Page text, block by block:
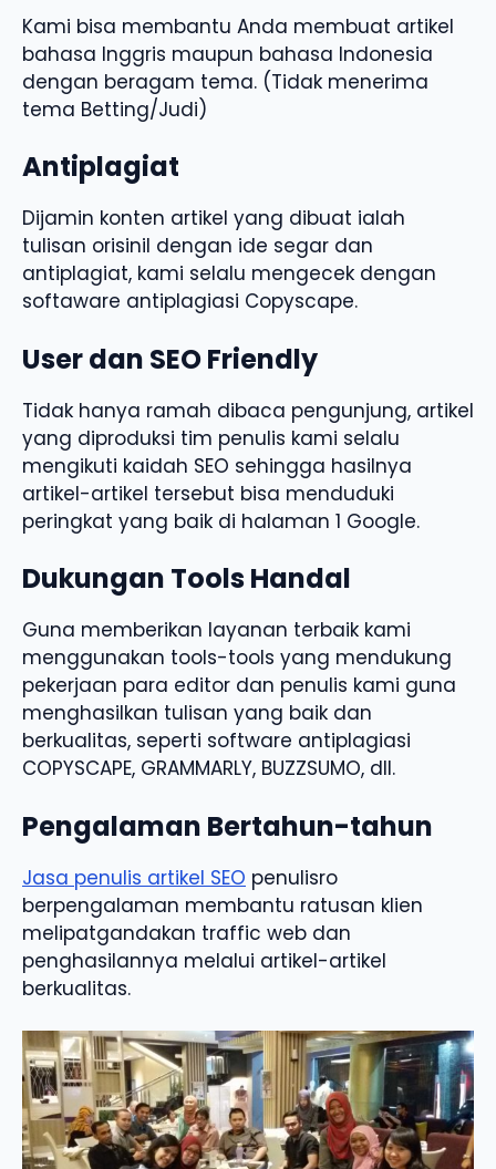
Kami bisa membantu Anda membuat artikel
bahasa Inggris maupun bahasa Indonesia
dengan beragam tema. (Tidak menerima
tema Betting/Judi)
Antiplagiat
Dijamin konten artikel yang dibuat ialah
tulisan orisinil dengan ide segar dan
antiplagiat, kami selalu mengecek dengan
softaware antiplagiasi Copyscape.
User dan SEO Friendly
Tidak hanya ramah dibaca pengunjung, artikel
yang diproduksi tim penulis kami selalu
mengikuti kaidah SEO sehingga hasilnya
artikel-artikel tersebut bisa menduduki
peringkat yang baik di halaman 1 Google.
Dukungan Tools Handal
Guna memberikan layanan terbaik kami
menggunakan tools-tools yang mendukung
pekerjaan para editor dan penulis kami guna
menghasilkan tulisan yang baik dan
berkualitas, seperti software antiplagiasi
COPYSCAPE, GRAMMARLY, BUZZSUMO, dll.
Pengalaman Bertahun-tahun
Jasa penulis artikel SEO penulisro
berpengalaman membantu ratusan klien
melipatgandakan traffic web dan
penghasilannya melalui artikel-artikel
berkualitas.